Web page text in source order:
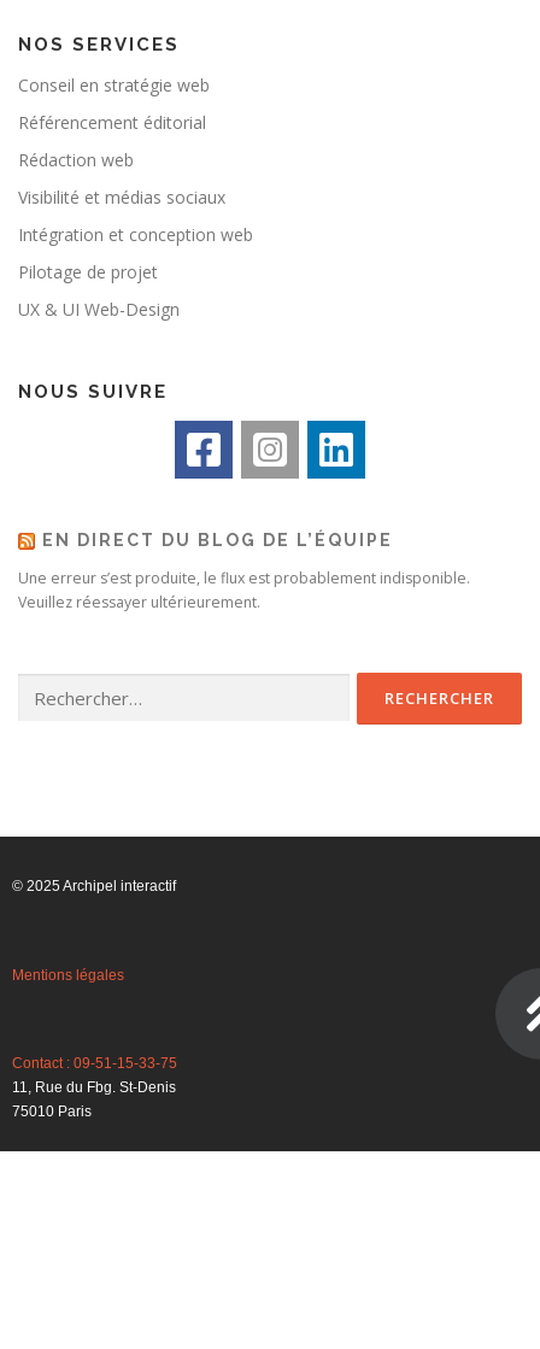
NOS SERVICES
Conseil en stratégie web
Référencement éditorial
Rédaction web
Visibilité et médias sociaux
Intégration et conception web
Pilotage de projet
UX & UI Web-Design
NOUS SUIVRE
EN DIRECT DU BLOG DE L’ÉQUIPE
Une erreur s’est produite, le flux est probablement indisponible.
Veuillez réessayer ultérieurement.
© 2025 Archipel interactif
Mentions légales
Contact : 09-51-15-33-75
11, Rue du Fbg. St-Denis
75010 Paris